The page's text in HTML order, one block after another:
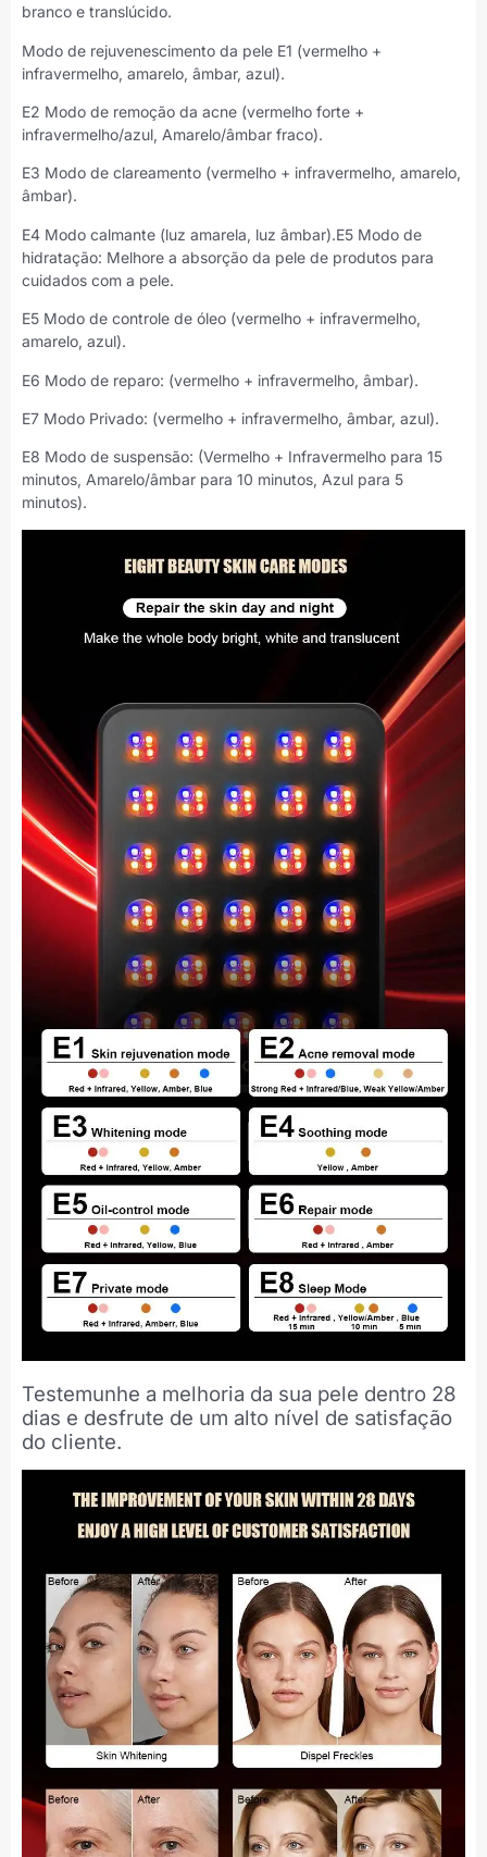
branco e translúcido.
Modo de rejuvenescimento da pele E1 (vermelho +
infravermelho, amarelo, âmbar, azul).
E2 Modo de remoção da acne (vermelho forte +
infravermelho/azul, Amarelo/âmbar fraco).
E3 Modo de clareamento (vermelho + infravermelho, amarelo,
âmbar).
E4 Modo calmante (luz amarela, luz âmbar).E5 Modo de
hidratação: Melhore a absorção da pele de produtos para
cuidados com a pele.
E5 Modo de controle de óleo (vermelho + infravermelho,
amarelo, azul).
E6 Modo de reparo: (vermelho + infravermelho, âmbar).
E7 Modo Privado: (vermelho + infravermelho, âmbar, azul).
E8 Modo de suspensão: (Vermelho + Infravermelho para 15
minutos, Amarelo/âmbar para 10 minutos, Azul para 5
minutos).
Testemunhe a melhoria da sua pele dentro 28
dias e desfrute de um alto nível de satisfação
do cliente.